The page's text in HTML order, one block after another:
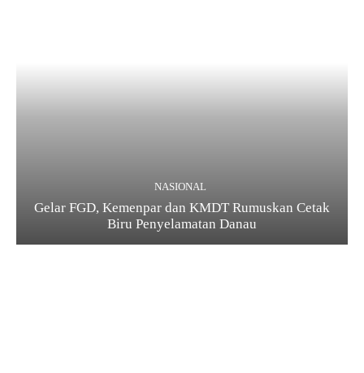
NASIONAL
Gelar FGD, Kemenpar dan KMDT Rumuskan Cetak
Biru Penyelamatan Danau